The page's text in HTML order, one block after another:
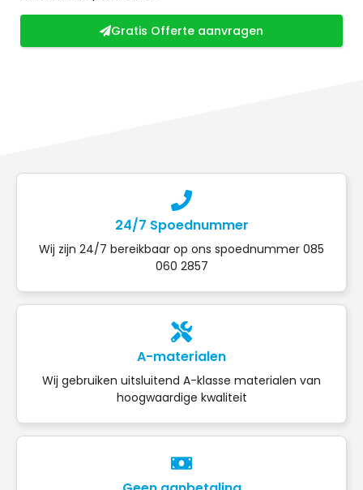
Gratis Offerte aanvragen
24/7 Spoednummer
Wij zijn 24/7 bereikbaar op ons spoednummer 085
060 2857
A-materialen
Wij gebruiken uitsluitend A-klasse materialen van
hoogwaardige kwaliteit